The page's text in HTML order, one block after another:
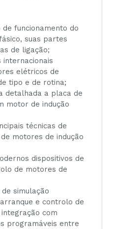
funcionamento do
suas partes
de ligação;
internacionais
elétricos de
tipo e de rotina;
detalhada a placa de
motor de indução
técnicas de
motores de indução
dispositivos de
de motores de
simulação
e controlo de
com
programáveis entre